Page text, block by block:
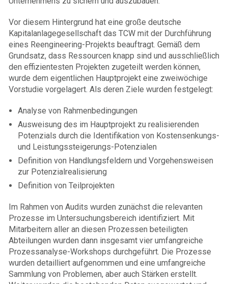
Vor diesem Hintergrund hat eine große deutsche
Kapitalanlagegesellschaft das TCW mit der Durchführung
eines Reengineering-Projekts beauftragt. Gemäß dem
Grundsatz, dass Ressourcen knapp sind und ausschließlich
den effizientesten Projekten zugeteilt werden können,
wurde dem eigentlichen Hauptprojekt eine zweiwöchige
Vorstudie vorgelagert. Als deren Ziele wurden festgelegt:
Analyse von Rahmenbedingungen
Ausweisung des im Hauptprojekt zu realisierenden
Potenzials durch die Identifikation von Kostensenkungs-
und Leistungssteigerungs-Potenzialen
Definition von Handlungsfeldern und Vorgehensweisen
zur Potenzialrealisierung
Definition von Teilprojekten
Im Rahmen von Audits wurden zunächst die relevanten
Prozesse im Untersuchungsbereich identifiziert. Mit
Mitarbeitern aller an diesen Prozessen beteiligten
Abteilungen wurden dann insgesamt vier umfangreiche
Prozessanalyse-Workshops durchgeführt. Die Prozesse
wurden detailliert aufgenommen und eine umfangreiche
Sammlung von Problemen, aber auch Stärken erstellt.